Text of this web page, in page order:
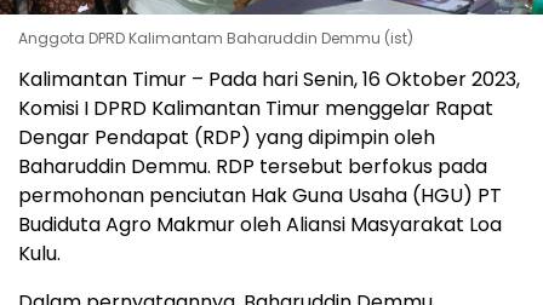
Anggota DPRD Kalimantam Baharuddin Demmu (ist)
Kalimantan Timur – Pada hari Senin, 16 Oktober 2023,
Komisi I DPRD Kalimantan Timur menggelar Rapat
Dengar Pendapat (RDP) yang dipimpin oleh
Baharuddin Demmu. RDP tersebut berfokus pada
permohonan penciutan Hak Guna Usaha (HGU) PT
Budiduta Agro Makmur oleh Aliansi Masyarakat Loa
Kulu.